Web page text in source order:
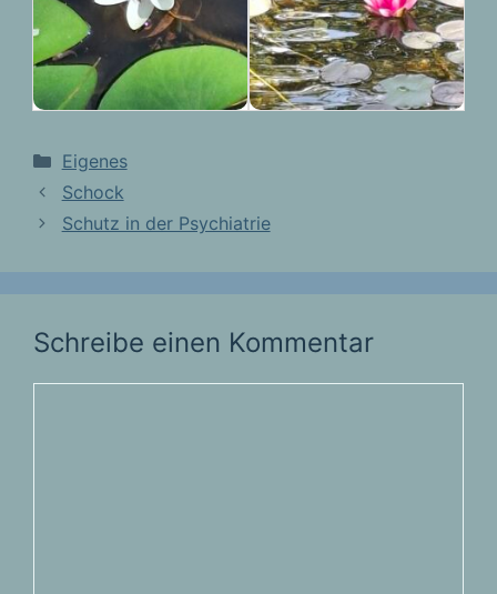
Kategorien
Eigenes
Schock
Schutz in der Psychiatrie
Schreibe einen Kommentar